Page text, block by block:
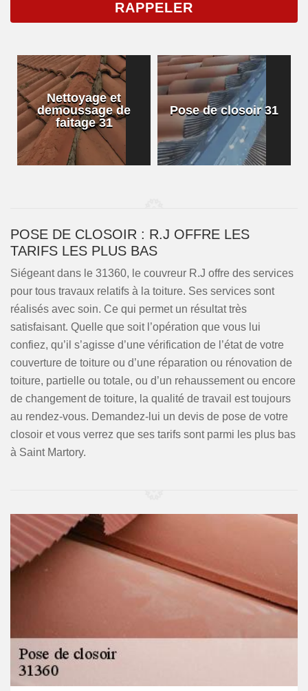
Nettoyage et
demoussage de
faitage 31
Pose de closoir 31
POSE DE CLOSOIR : R.J OFFRE LES
TARIFS LES PLUS BAS
Siégeant dans le 31360, le couvreur R.J offre des services
pour tous travaux relatifs à la toiture. Ses services sont
réalisés avec soin. Ce qui permet un résultat très
satisfaisant. Quelle que soit l’opération que vous lui
confiez, qu’il s’agisse d’une vérification de l’état de votre
couverture de toiture ou d’une réparation ou rénovation de
toiture, partielle ou totale, ou d’un rehaussement ou encore
de changement de toiture, la qualité de travail est toujours
au rendez-vous. Demandez-lui un devis de pose de votre
closoir et vous verrez que ses tarifs sont parmi les plus bas
à Saint Martory.